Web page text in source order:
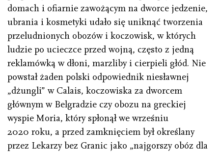
domach i ofiarnie zawożącym na dworce jedzenie,
ubrania i kosmetyki udało się uniknąć tworzenia
przeludnionych obozów i koczowisk, w których
ludzie po ucieczce przed wojną, często z jedną
reklamówką w dłoni, marzliby i cierpieli głód. Nie
powstał żaden polski odpowiednik niesławnej
„dżungli” w Calais, koczowiska za dworcem
głównym w Belgradzie czy obozu na greckiej
wyspie Moria, który spłonął we wrześniu
2020 roku, a przed zamknięciem był określany
przez Lekarzy bez Granic jako „najgorszy obóz dla